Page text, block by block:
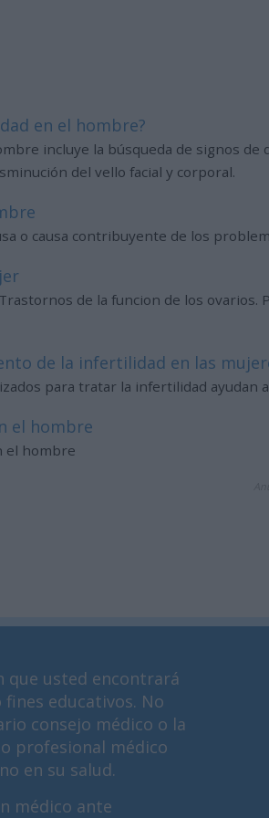
en el hombre?
incluye la búsqueda de signos
del vello facial y corporal.
o causa contribuyente de los
de la funcion de los
de la infertilidad en las
para tratar la infertilidad ayudan
el hombre
el hombre
que usted encontrará
educativos. No
consejo médico o la
profesional médico
en su salud.
médico ante